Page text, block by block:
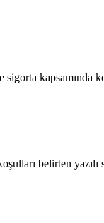
sigorta kapsamında
belirten yazılı